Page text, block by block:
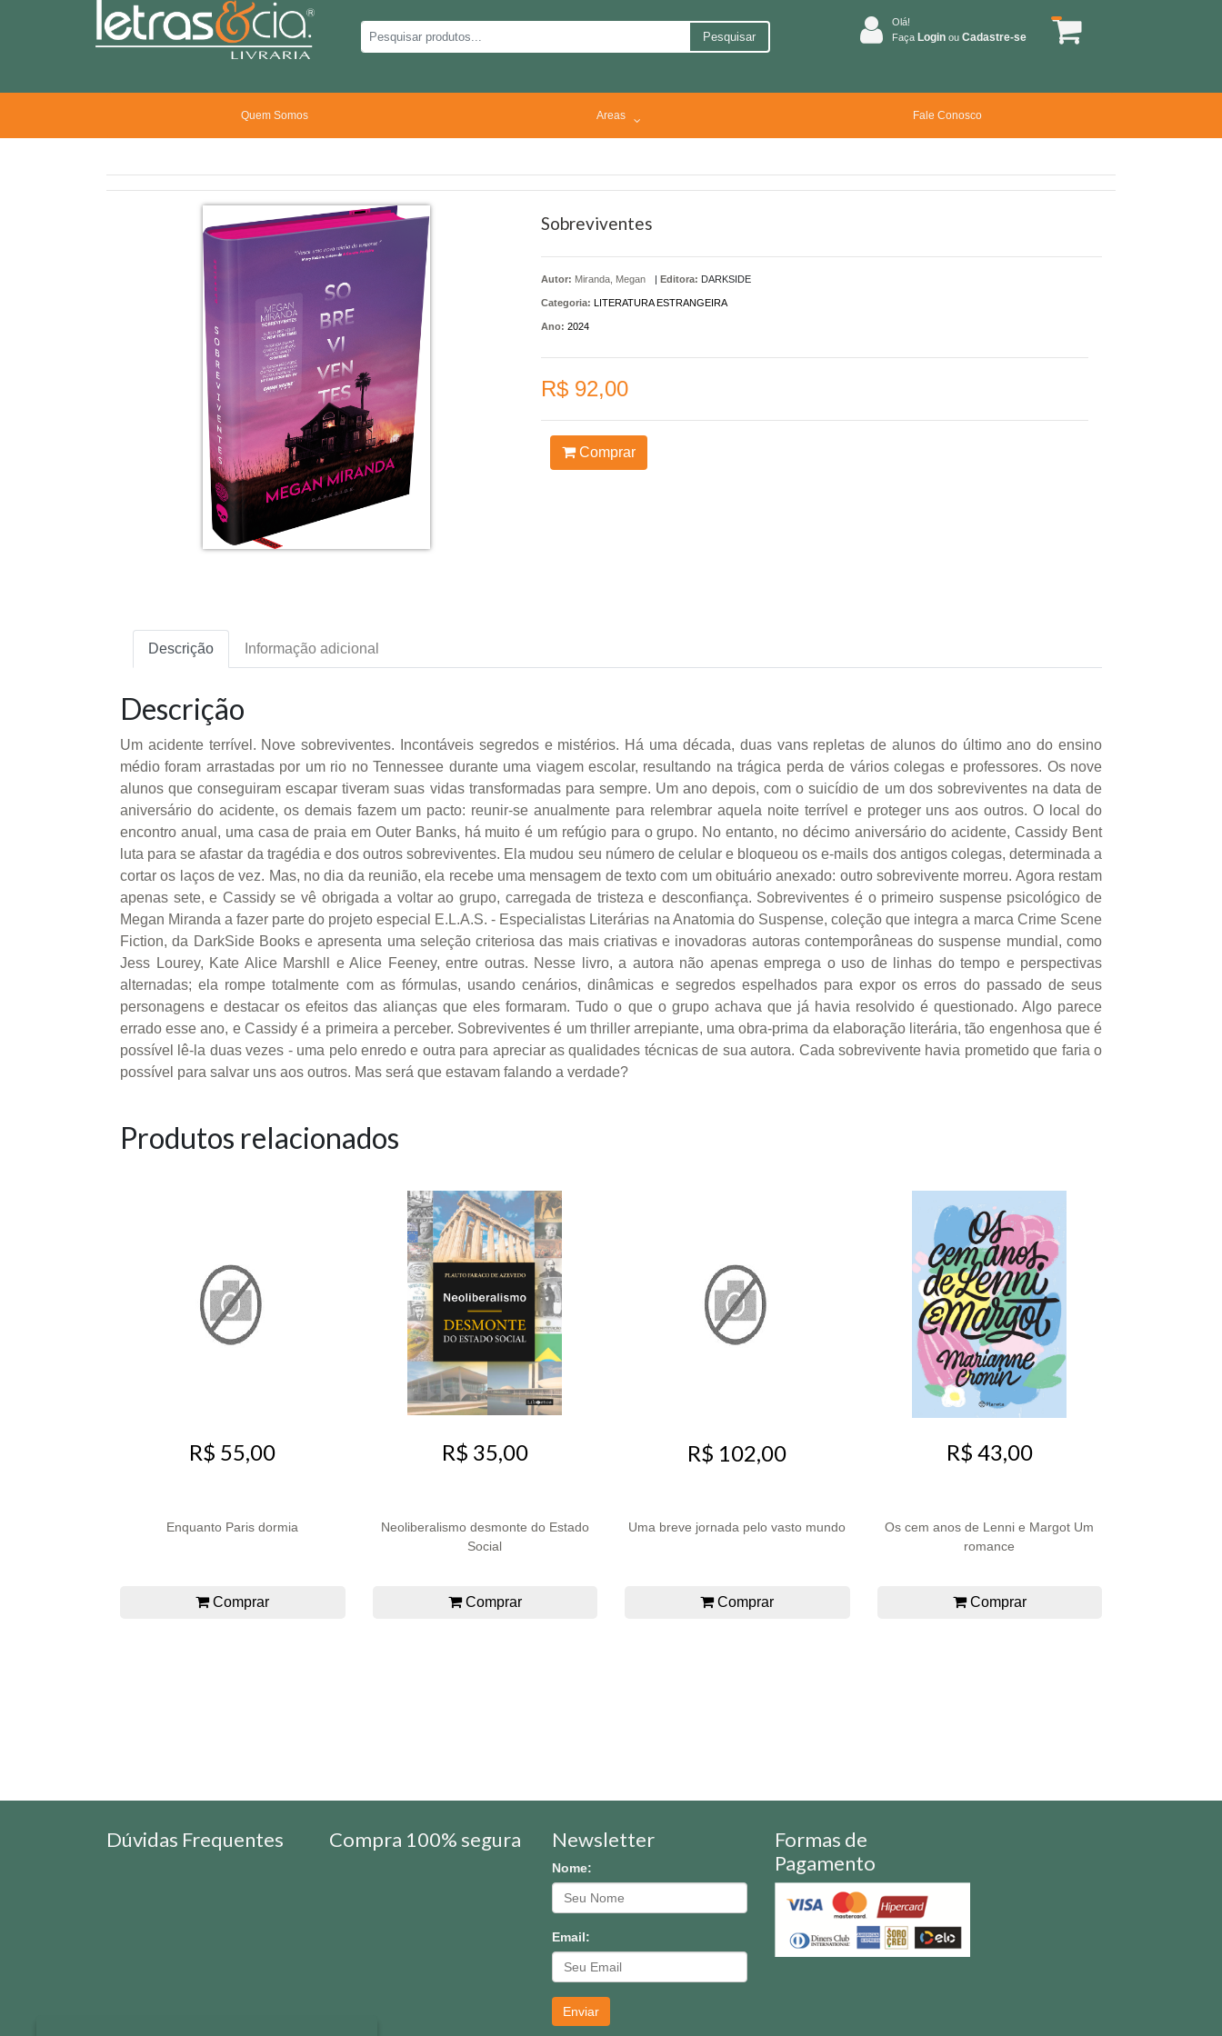
Pesquisar
Olá!
Faça Login ou Cadastre-se
Quem Somos Areas Fale Conosco
Sobreviventes
Autor: Miranda, Megan | Editora: DARKSIDE
Categoria: LITERATURA ESTRANGEIRA
Ano: 2024
R$ 92,00
Comprar
Descrição Informação adicional
Descrição
Um acidente terrível. Nove sobreviventes. Incontáveis segredos e mistérios. Há uma década, duas vans repletas de alunos do último ano do ensino
médio foram arrastadas por um rio no Tennessee durante uma viagem escolar, resultando na trágica perda de vários colegas e professores. Os nove
alunos que conseguiram escapar tiveram suas vidas transformadas para sempre. Um ano depois, com o suicídio de um dos sobreviventes na data de
aniversário do acidente, os demais fazem um pacto: reunir-se anualmente para relembrar aquela noite terrível e proteger uns aos outros. O local do
encontro anual, uma casa de praia em Outer Banks, há muito é um refúgio para o grupo. No entanto, no décimo aniversário do acidente, Cassidy Bent
luta para se afastar da tragédia e dos outros sobreviventes. Ela mudou seu número de celular e bloqueou os e-mails dos antigos colegas, determinada a
cortar os laços de vez. Mas, no dia da reunião, ela recebe uma mensagem de texto com um obituário anexado: outro sobrevivente morreu. Agora restam
apenas sete, e Cassidy se vê obrigada a voltar ao grupo, carregada de tristeza e desconfiança. Sobreviventes é o primeiro suspense psicológico de
Megan Miranda a fazer parte do projeto especial E.L.A.S. - Especialistas Literárias na Anatomia do Suspense, coleção que integra a marca Crime Scene
Fiction, da DarkSide Books e apresenta uma seleção criteriosa das mais criativas e inovadoras autoras contemporâneas do suspense mundial, como
Jess Lourey, Kate Alice Marshll e Alice Feeney, entre outras. Nesse livro, a autora não apenas emprega o uso de linhas do tempo e perspectivas
alternadas; ela rompe totalmente com as fórmulas, usando cenários, dinâmicas e segredos espelhados para expor os erros do passado de seus
personagens e destacar os efeitos das alianças que eles formaram. Tudo o que o grupo achava que já havia resolvido é questionado. Algo parece
errado esse ano, e Cassidy é a primeira a perceber. Sobreviventes é um thriller arrepiante, uma obra-prima da elaboração literária, tão engenhosa que é
possível lê-la duas vezes - uma pelo enredo e outra para apreciar as qualidades técnicas de sua autora. Cada sobrevivente havia prometido que faria o
possível para salvar uns aos outros. Mas será que estavam falando a verdade?
Produtos relacionados
R$ 55,00
Enquanto Paris dormia
Comprar
R$ 35,00
Neoliberalismo desmonte do Estado
Social
Comprar
R$ 102,00
Uma breve jornada pelo vasto mundo
Comprar
R$ 43,00
Os cem anos de Lenni e Margot Um
romance
Comprar
Dúvidas Frequentes Compra 100% segura Newsletter
Nome:
Email:
Enviar
Formas de
Pagamento